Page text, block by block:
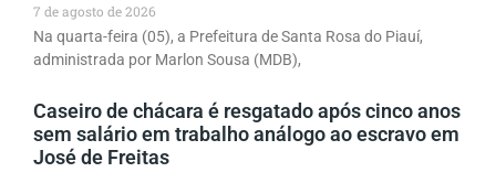
7 de agosto de 2026
Na quarta-feira (05), a Prefeitura de Santa Rosa do Piauí,
administrada por Marlon Sousa (MDB),
Caseiro de chácara é resgatado após cinco anos
sem salário em trabalho análogo ao escravo em
José de Freitas